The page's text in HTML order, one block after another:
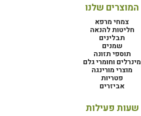
המוצרים שלנו
צמחי מרפא
חליטות להנאה
תבלינים
שמנים
תוספי תזונה
מינרלים וחומרי גלם
מוצרי מורינגה
פטריות
אביזרים
שעות פעילות